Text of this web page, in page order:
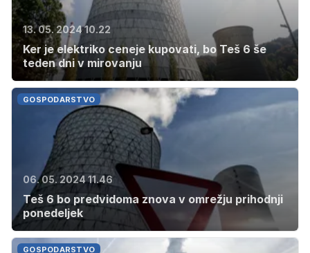
13. 05. 2024 10.22
Ker je elektriko ceneje kupovati, bo Teš 6 še
teden dni v mirovanju
GOSPODARSTVO
06. 05. 2024 11.46
Teš 6 bo predvidoma znova v omrežju prihodnji
ponedeljek
GOSPODARSTVO